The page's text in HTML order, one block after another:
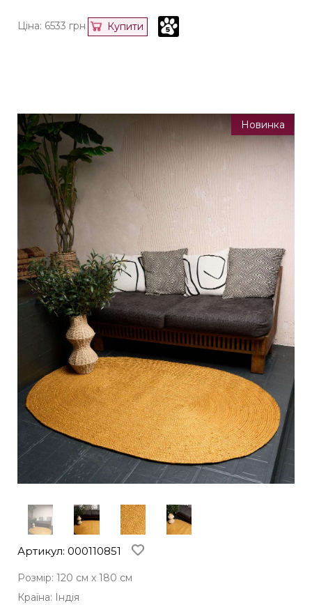
Ціна: 6533 грн Купити
Новинка
Артикул: 000110851
Розмір: 120 см х 180 см
Країна: Індія